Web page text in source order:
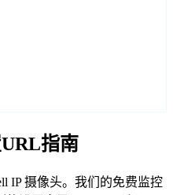
指南
IP 摄像头。我们的免费监控